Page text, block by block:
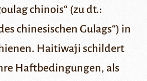
chinois“ (zu dt.:
chinesischen Gulags“) in
Haitiwaji schildert
Haftbedingungen, als